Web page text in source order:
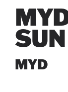
SUN
MYD